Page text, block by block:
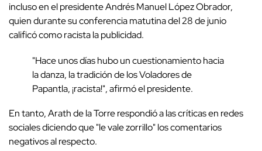
incluso en el presidente Andrés Manuel López Obrador,
quien durante su conferencia matutina del 28 de junio
calificó como racista la publicidad.
"Hace unos días hubo un cuestionamiento hacia
la danza, la tradición de los Voladores de
Papantla, ¡racista!", afirmó el presidente.
En tanto, Arath de la Torre respondió a las críticas en redes
sociales diciendo que "le vale zorrillo" los comentarios
negativos al respecto.